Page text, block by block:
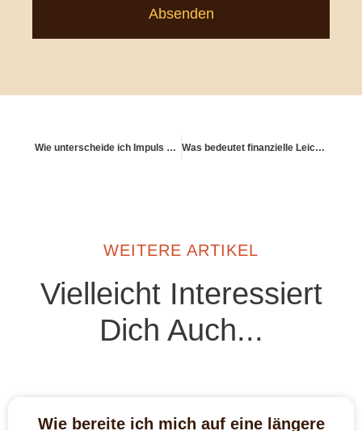
Absenden
Wie unterscheide ich Impuls von Intuition beim Geld? Was bedeutet finanzielle Leichtigkeit?
WEITERE ARTIKEL
Vielleicht Interessiert
Dich Auch...
Wie bereite ich mich auf eine längere